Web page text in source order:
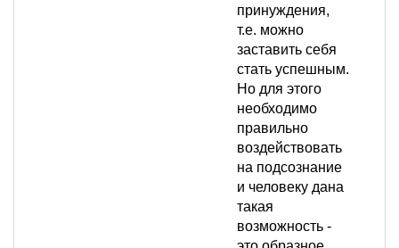
принуждения,
т.е. можно
заставить себя
стать успешным.
Но для этого
необходимо
правильно
воздействовать
на подсознание
и человеку дана
такая
возможность -